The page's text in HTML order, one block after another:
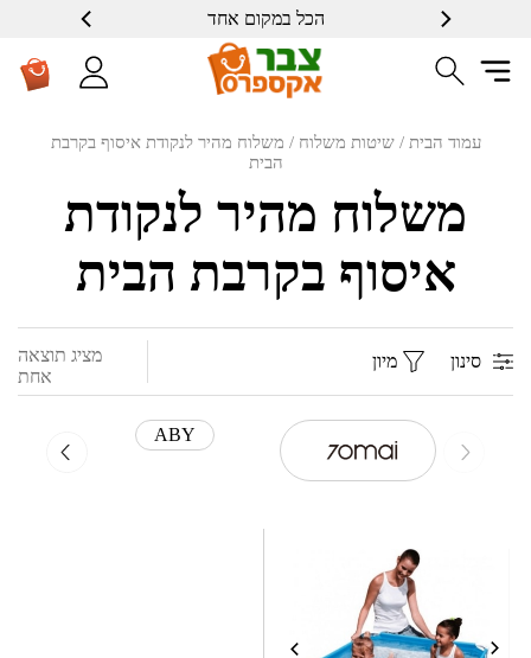
הכל במקום אחד
עמוד הבית / שיטות משלוח / משלוח מהיר לנקודת איסוף בקרבת
הבית
משלוח מהיר לנקודת
איסוף בקרבת הבית
סינון מיון
מציג תוצאה
אחת
ABY